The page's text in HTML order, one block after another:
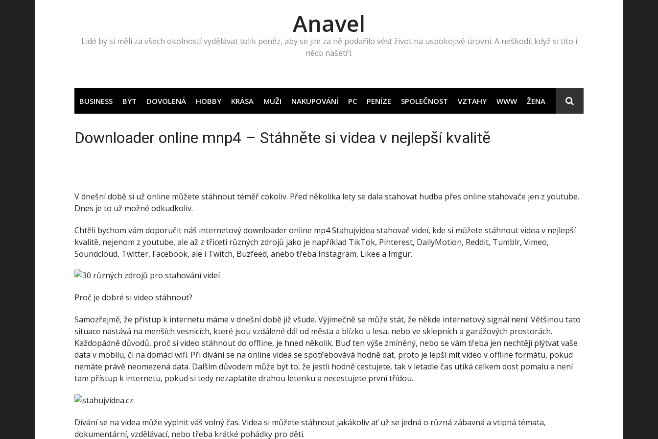
Anavel
Lidé by si měli za všech okolností vydělávat tolik peněz, aby se jim za ně podařilo vést život na uspokojivé úrovni. A neškodí, když si tito i
něco našetří.
BUSINESS BYT DOVOLENÁ HOBBY KRÁSA MUŽI NAKUPOVÁNÍ PC PENÍZE SPOLEČNOST VZTAHY WWW ŽENA
Downloader online mnp4 – Stáhněte si videa v nejlepší kvalitě
V dnešní době si už online můžete stáhnout téměř cokoliv. Před několika lety se dala stahovat hudba přes online stahovače jen z youtube.
Dnes je to už možné odkudkoliv.
Chtěli bychom vám doporučit náš internetový downloader online mp4Stahujvidea stahovač videí, kde si můžete stáhnout videa v nejlepší
kvalitě, nejenom z youtube, ale až z třiceti různých zdrojů jako je například TikTok, Pinterest, DailyMotion, Reddit, Tumblr, Vimeo,
Soundcloud, Twitter, Facebook, ale i Twitch, Buzfeed, anebo třeba Instagram, Likee a Imgur.
Proč je dobré si video stáhnout?
Samozřejmě, že přístup k internetu máme v dnešní době již všude. Výjimečně se může stát, že někde internetový signál není. Většinou tato
situace nastává na menších vesnicích, které jsou vzdálené dál od města a blízko u lesa, nebo ve sklepních a garážových prostorách.
Každopádně důvodů, proč si video stáhnout do offline, je hned několik. Buď ten výše zmíněný, nebo se vám třeba jen nechtějí plýtvat vaše
data v mobilu, či na domácí wifi. Při dívání se na online videa se spotřebovává hodně dat, proto je lepší mít video v offline formátu, pokud
nemáte právě neomezená data. Dalším důvodem může být to, že jestli hodně cestujete, tak v letadle čas utíká celkem dost pomalu a není
tam přístup k internetu, pokud si tedy nezaplatíte drahou letenku a necestujete první třídou.
Dívání se na videa může vyplnit váš volný čas. Videa si můžete stáhnout jakákoliv ať už se jedná o různá zábavná a vtipná témata,
dokumentární, vzdělávací, nebo třeba krátké pohádky pro děti.